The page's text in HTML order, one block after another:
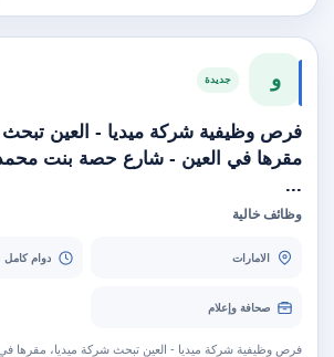
و جديدة
فرص وظيفية شركة ميديا - العين تبحث
مقرها في العين - شارع حصة بنت
...
وظائف خالية
الامارات دوام كامل
صحافة وإعلام
فرص وظيفية شركة ميديا - العين تبحث شركة ميديا، مقرها